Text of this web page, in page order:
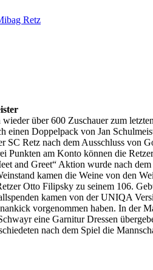
Retz
über 600 Zuschauer zum
einen Doppelpack von Jan
SC Retz nach dem Ausschluss von
Punkten am Konto können die
and Greet“ Aktion wurde nach
kamen die Weine von den
Otto Filipsky zu seinem 106.
kamen von der UNIQA
vorgenommen haben. In der
eine Garnitur Dressen
nach dem Spiel die